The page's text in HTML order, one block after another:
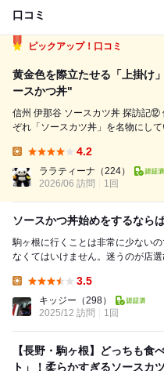
口コミ
ピックアップ！口コミ
黄金色を際立たせる「上掛け
ースかつ丼"
信州 伊那谷 ソースカツ丼 探訪記⑫ 伊那谷は、駒ヶ根市と伊那市が、それ
ぞれ「ソースカツ丼」を名物にしています。 2025年に、
4.2
ララティーナ （224）
2026/06 訪問
1回
ソースかつ丼始めをするなら
駒ヶ根に行くことは非常に少ない
なくてはいけません。迷うのが店
3.5
キッジー （298）
2025/12 訪問
1回
【長野・駒ヶ根】どっちも食
ト」！柔らかすぎるソースカ